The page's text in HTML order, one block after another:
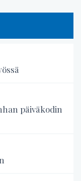
päiväkodin